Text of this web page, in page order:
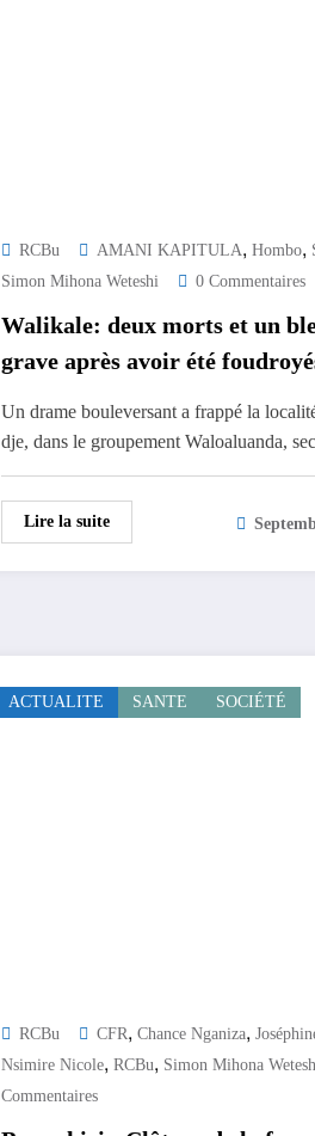
RCBu AMANI KAPITULA, Hombo,
Simon Mihona Weteshi 0 Commentaires
Walikale: deux morts et un
grave après avoir été
Un drame bouleversant a frappé la
dje, dans le groupement Waloaluanda,
Lire la suite
ACTUALITE SANTE SOCIÉTÉ
RCBu CFR, Chance Nganiza,
Nsimire Nicole, RCBu, Simon Mihona
Commentaires